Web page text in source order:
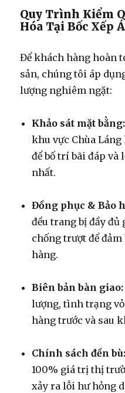
Quy Trình Kiểm
Hóa Tại Bốc Xếp
Để khách hàng hoàn
sản, chúng tôi áp
lượng nghiêm ngặt:
Khảo sát mặt bằng:
khu vực Chùa
để bố trí bãi đáp
nhất.
Đồng phục & Bảo
đều trang bị đầy đủ
chống trượt để
hàng.
Biên bản bàn giao:
lượng, tình trạng
hàng trước và sau
Chính sách đền bù:
100% giá trị thị
xảy ra lỗi hư hỏng